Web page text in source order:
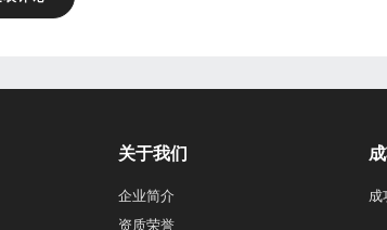
关于我们
企业简介
资质荣誉
成